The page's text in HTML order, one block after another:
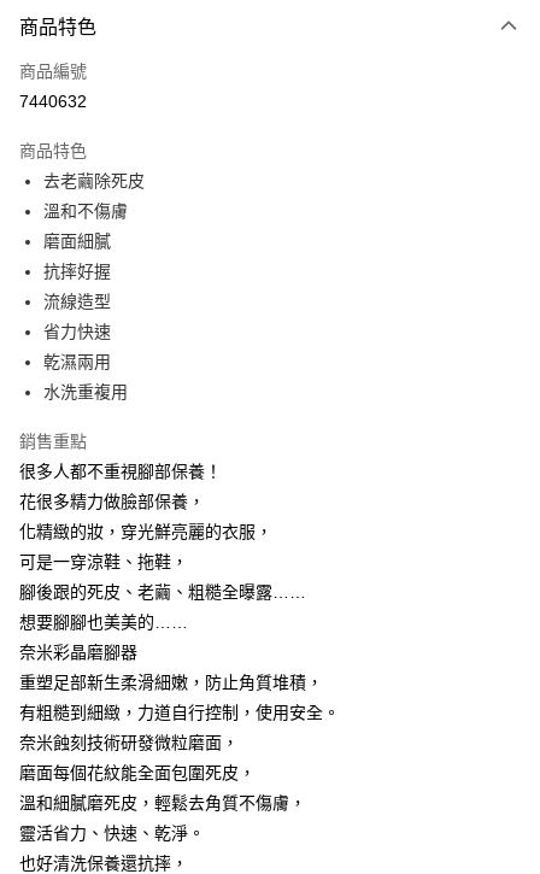
信用卡一次付款
超商取貨付款
Apple Pay
街口支付
悠遊付
AFTEE先享後付
相關說明
【關於「AFTEE先享後付」】
AFTEE先享後付是「在收到商品之後才付款」的支付方式。 讓您購物簡單
１．簡單：不需註冊會員、不需綁卡、不需儲值。
２．便利：只要手機號碼，簡訊認證，即可結帳。
３．安心：先確認商品／服務後，再付款。
１．於結帳方式選擇「AFTEE先享後付」後，將跳轉至「AFTEE先享後付」
結帳頁面，進行簡訊認證並確認金額後，即可完成結帳。
２．訂單成立數日內，您將收到繳費通知簡訊。
３．收到繳費通知簡訊後14天內，點擊此簡訊中的連結，可透過四大超商／
ATM／網路銀行／等多元方式進行付款，方視為交易完成。
※ 請注意：結帳手續完成當下不需立刻繳費，但若您需要取消訂單，請聯絡
後付繳納相關費用。
※ 交易是否成功請以「AFTEE先享後付 」之結帳頁面顯示為準，若有關於
是否繳費成功／繳費後需取消欲退款等相關疑問，請聯繫「AFTEE先享後付
客戶支援中心」 https://netprotections.freshdesk.com/support/home
【注意事項】
１．透過由恩沛科技股份有限公司提供之「AFTEE先享後付」服務完成之交
易，需依本服務之必要範圍內提供個人資料，並將交易相關給付款項請求債
權轉讓予恩沛科技股份有限公司。
ATM付款
運送方式
全家取貨付款
每筆NT$60，滿NT$499(含以上)免運費
7-11取貨付款
每筆NT$60，滿NT$499(含以上)免運費
7-11取貨(快速到店)
宅配
每筆NT$100，滿NT$799(含以上)免運費
離島宅配
每筆NT$150
商品特色
商品編號
7440632
商品特色
去老繭除死皮
溫和不傷膚
磨面細膩
抗摔好握
流線造型
省力快速
乾濕兩用
水洗重複用
銷售重點
很多人都不重視腳部保養！
花很多精力做臉部保養，
化精緻的妝，穿光鮮亮麗的衣服，
可是一穿涼鞋、拖鞋，
腳後跟的死皮、老繭、粗糙全曝露……
想要腳腳也美美的……
奈米彩晶磨腳器
重塑足部新生柔滑細嫩，防止角質堆積，
有粗糙到細緻，力道自行控制，使用安全。
奈米蝕刻技術研發微粒磨面，
磨面每個花紋能全面包圍死皮，
溫和細膩磨死皮，輕鬆去角質不傷膚，
靈活省力、快速、乾淨。
也好清洗保養還抗摔，